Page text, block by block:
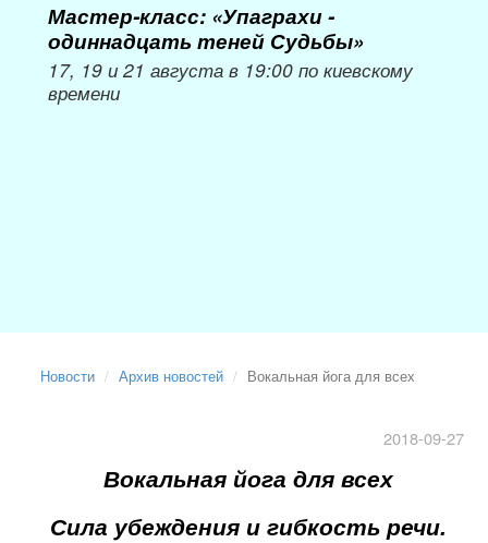
Мастер-класс: «Упаграхи -
одиннадцать теней Судьбы»
17, 19 и 21 августа в 19:00 по киевскому
времени
Новости Архив новостей Вокальная йога для всех
2018-09-27
Вокальная йога для всех
Сила убеждения и гибкость речи.